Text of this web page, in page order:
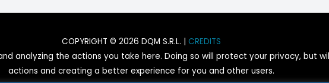
COPYRIGHT © 2026 DQM S.R.L. | CREDITS
analyzing the actions you take here. Doing so will protect your privacy, but
actions and creating a better experience for you and other users.